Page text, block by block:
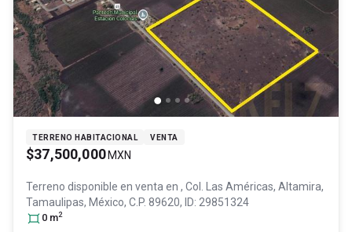
TERRENO HABITACIONAL VENTA
$37,500,000 MXN
Terreno disponible en venta en , Col. Las Américas, Altamira,
Tamaulipas, México, C.P. 89620, ID: 29851324
0 m2